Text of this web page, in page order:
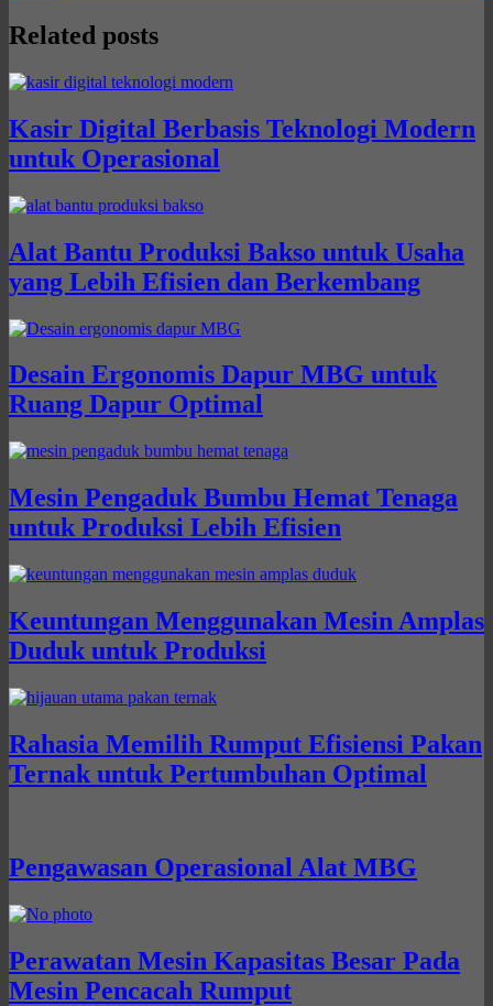
Related posts
Kasir Digital Berbasis Teknologi Modern
untuk Operasional
Alat Bantu Produksi Bakso untuk Usaha
yang Lebih Efisien dan Berkembang
Desain Ergonomis Dapur MBG untuk
Ruang Dapur Optimal
Mesin Pengaduk Bumbu Hemat Tenaga
untuk Produksi Lebih Efisien
Keuntungan Menggunakan Mesin Amplas
Duduk untuk Produksi
Rahasia Memilih Rumput Efisiensi Pakan
Ternak untuk Pertumbuhan Optimal
Pengawasan Operasional Alat MBG
Perawatan Mesin Kapasitas Besar Pada
Mesin Pencacah Rumput